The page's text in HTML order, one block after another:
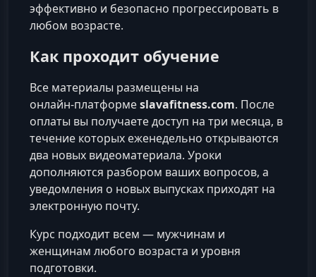
эффективно и безопасно прогрессировать в
любом возрасте.
Как проходит обучение
Все материалы размещены на
онлайн‑платформеslavafitness.com. После
оплаты вы получаете доступ на три месяца, в
течение которых еженедельно открываются
два новых видеоматериала. Уроки
дополняются разбором ваших вопросов, а
уведомления о новых выпусках приходят на
электронную почту.
Курс подходит всем — мужчинам и
женщинам любого возраста и уровня
подготовки.